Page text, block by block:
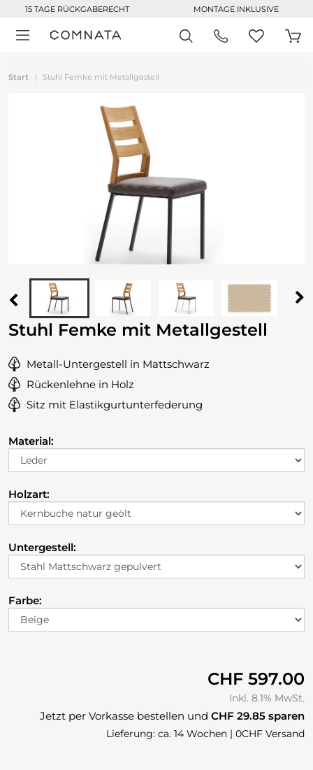
15 TAGE RÜCKGABERECHT MONTAGE INKLUSIVE
Start Stuhl Femke mit Metallgestell
Stuhl Femke mit Metallgestell
Metall-Untergestell in Mattschwarz
Rückenlehne in Holz
Sitz mit Elastikgurtunterfederung
Material:
Holzart:
Untergestell:
Farbe:
CHF 597.00
Inkl. 8.1% MwSt.
Jetzt per Vorkasse bestellen und CHF 29.85 sparen
Lieferung: ca. 14 Wochen | 0CHF Versand